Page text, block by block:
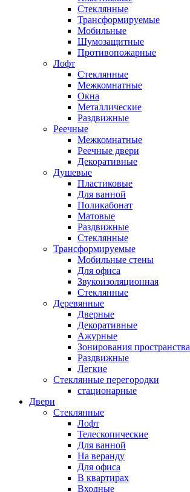
Стеклянные
Трансформируемые
Мобильные
Шумозащитные
Противопожарные
Лофт
Стеклянные
Межкомнатные
Окна
Металлические
Раздвижные
Реечные
Межкомнатные
Реечные двери
Декоративные
Душевые
Пластиковые
Для ванной
Поликабонат
Матовые
Раздвижные
Стеклянные
Трансформируемые
Мобильные стены
Для офиса
Звукоизоляционная
Стеклянные
Деревянные
Дверные
Декоративные
Ажурные
Зонирования пространства
Раздвижные
Легкие
Стеклянные перегородки
стационарные
Двери
Стеклянные
Лофт
Телескопические
Для ванной
На веранду
Для офиса
В квартирах
Входные